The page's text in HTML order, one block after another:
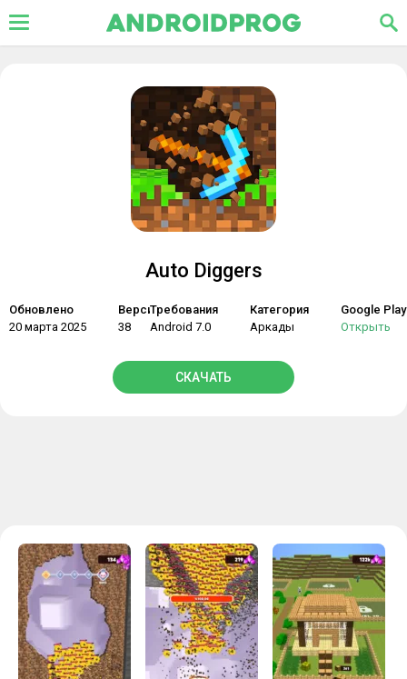
Auto Diggers
Обновлено
20 марта 2025
Версия
38
Требования
Android 7.0
Категория
Аркады
Google Play
Открыть
СКАЧАТЬ